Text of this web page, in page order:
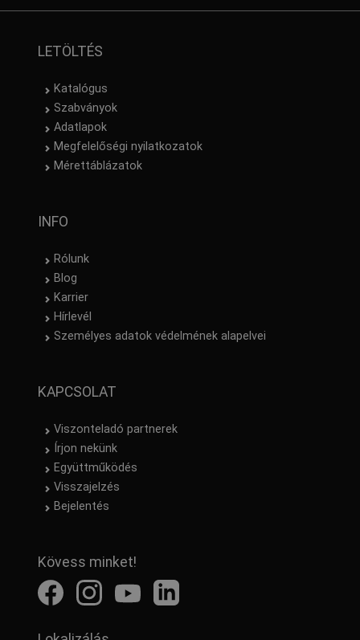
LETÖLTÉS
Katalógus
Szabványok
Adatlapok
Megfelelőségi nyilatkozatok
Mérettáblázatok
INFO
Rólunk
Blog
Karrier
Hírlevél
Személyes adatok védelmének alapelvei
KAPCSOLAT
Viszonteladó partnerek
Írjon nekünk
Együttműködés
Visszajelzés
Bejelentés
Kövess minket!